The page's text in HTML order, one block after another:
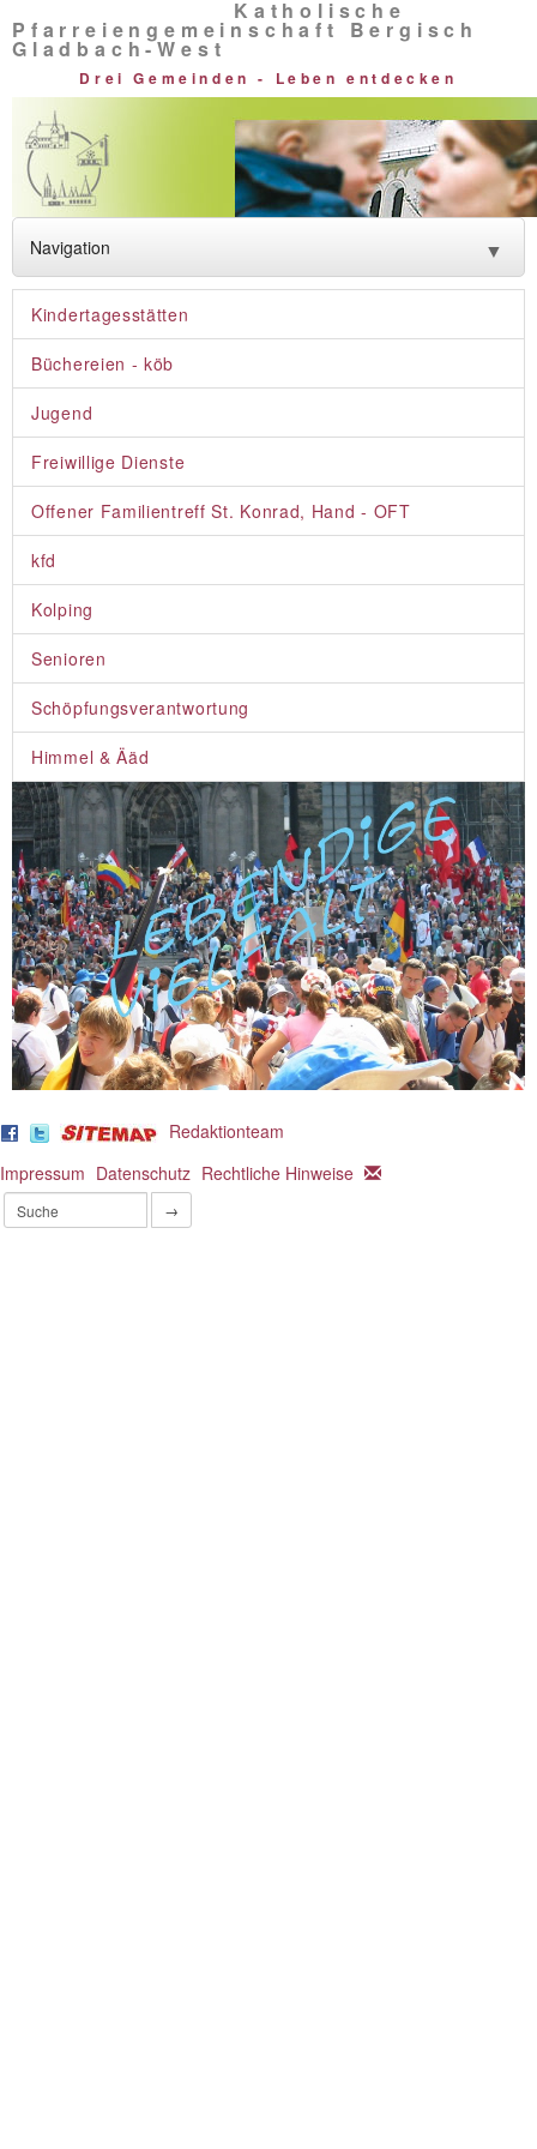
Katholische
Pfarreiengemeinschaft Bergisch
Gladbach-West
Drei Gemeinden - Leben entdecken
Navigation ▼
Glauben entdecken
Lebendige Vielfalt
Rat und Hilfe
Über uns
Kindertagesstätten
Büchereien - köb
Jugend
Freiwillige Dienste
Offener Familientreff St. Konrad, Hand - OFT
kfd
Kolping
Senioren
Schöpfungsverantwortung
Himmel & Ääd
Redaktionteam
Impressum Datenschutz Rechtliche Hinweise
→